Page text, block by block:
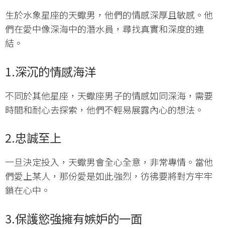
生於水象星座的天蠍男，他們的情感深厚且敏感。他
們在愛中像深海中的潛水員，尋找真實和深度的連
結。
1.深沉的情感海洋
不同於其他星座，天蠍座男子的情感如同深海，需要
時間和耐心去探索，他們不輕易展露內心的想法。
2.忠誠至上
一旦決定投入，天蠍男會全心全意，非常專情。當他
們愛上某人，那份愛是如此強烈，彷彿要將對方牢牢
鎖在心中。
3.保護慾強擁有嫉妒的一面